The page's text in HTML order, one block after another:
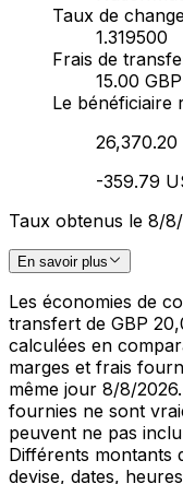
Taux de
1.319500
Frais de
15.00 GBP
Le bénéficiaire
26,370.20
-359.79
Taux obtenus le 8/
En savoir plus
Les économies de
transfert de GBP
calculées en
marges et frais
même jour 8/8/
fournies ne sont
peuvent ne pas
Différents montants
devise, dates,